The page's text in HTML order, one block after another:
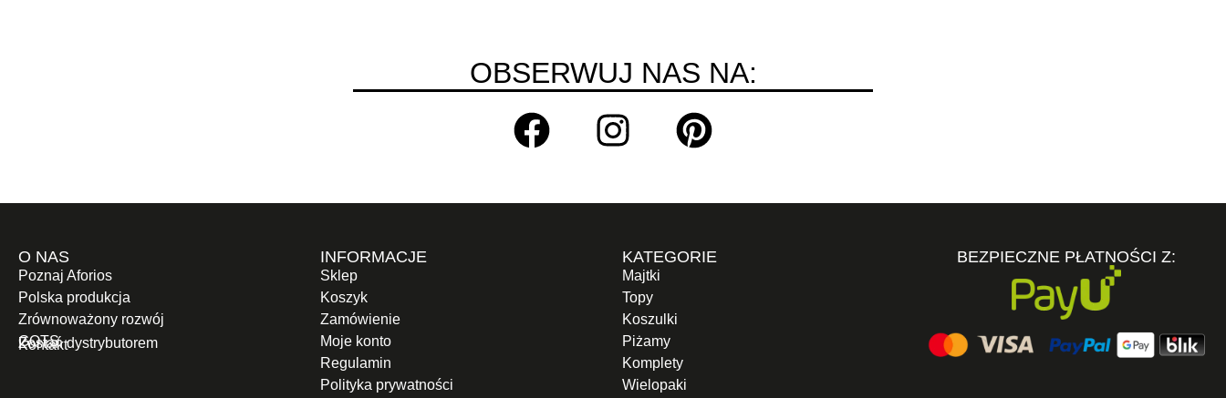
OBSERWUJ NAS NA:
O NAS
Poznaj Aforios
Polska produkcja
Zrównoważony rozwój
GOTS
Zostań dystrybutorem
Kontakt
INFORMACJE
Sklep
Koszyk
Zamówienie
Moje konto
Regulamin
Polityka prywatności
KATEGORIE
Majtki
Topy
Koszulki
Piżamy
Komplety
Wielopaki
BEZPIECZNE PŁATNOŚCI Z: